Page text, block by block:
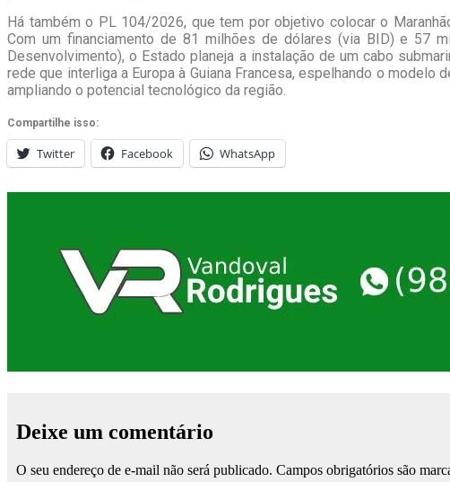
Há também o PL 104/2026, que tem por objetivo colocar o
Com um financiamento de 81 milhões de dólares (via BID) e 57
Desenvolvimento), o Estado planeja a instalação de um cabo
rede que interliga a Europa à Guiana Francesa, espelhando o
ampliando o potencial tecnológico da região.
Compartilhe isso:
Twitter Facebook WhatsApp
Deixe um comentário
O seu endereço de e-mail não será publicado. Campos obrigatórios são